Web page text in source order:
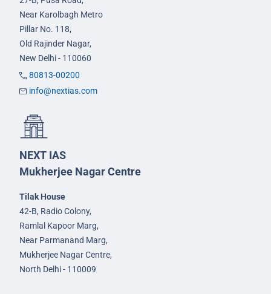
Near Karolbagh Metro
Pillar No. 118,
Old Rajinder Nagar,
New Delhi - 110060
80813-00200
info@nextias.com
NEXT IAS
Mukherjee Nagar Centre
Tilak House
42-B, Radio Colony,
Ramlal Kapoor Marg,
Near Parmanand Marg,
Mukherjee Nagar Centre,
North Delhi - 110009